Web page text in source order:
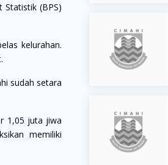
Statistik (BPS)
kelurahan.
sudah setara
1,05 juta jiwa
memiliki